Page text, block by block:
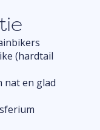
(hardtail
nat en glad